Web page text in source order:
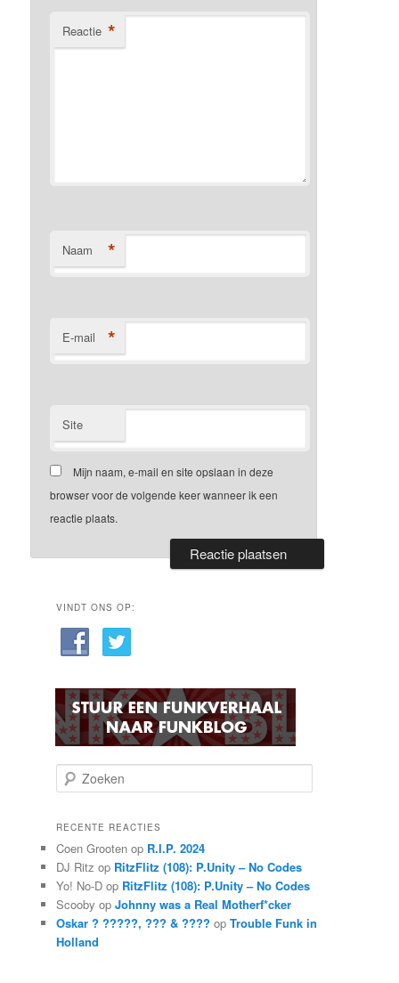
Reactie *
Naam *
E-mail *
Site
Mijn naam, e-mail en site opslaan in deze
browser voor de volgende keer wanneer ik een
reactie plaats.
VINDT ONS OP:
o
k
n
RECENTE REACTIES
Coen Grootenop R.I.P. 2024
DJ Ritz op RitzFlitz (108): P.Unity – No Codes
Yo! No-Dop RitzFlitz (108): P.Unity – No Codes
Scooby op Johnny was a Real Motherf*cker
Oskar ? ?????, ??? & ???? op Trouble Funk in
Holland